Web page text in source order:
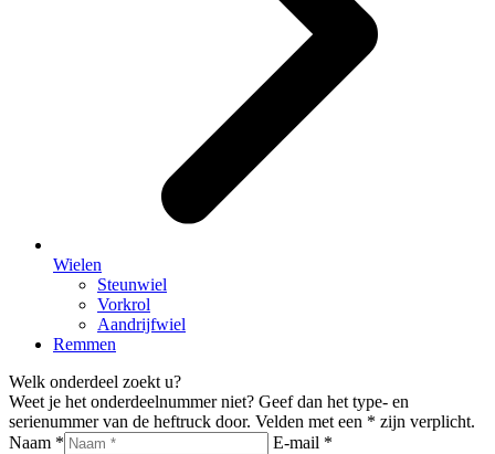
Wielen
Steunwiel
Vorkrol
Aandrijfwiel
Remmen
Welk onderdeel zoekt u?
Weet je het onderdeelnummer niet? Geef dan het type- en
serienummer van de heftruck door. Velden met een * zijn verplicht.
Naam *
E-mail *